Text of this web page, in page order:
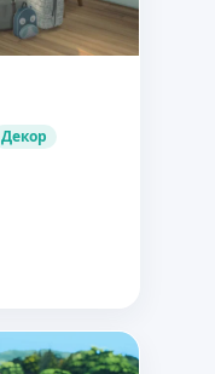
Декор